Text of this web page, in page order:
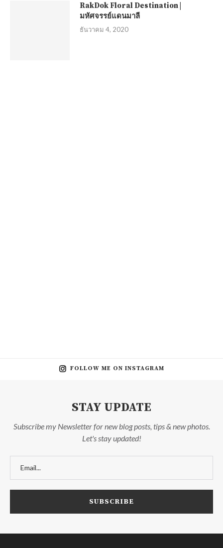
RakDok Floral Destination |
มหัศจรรย์แดนมาลี
ธันวาคม 4, 2020
FOLLOW ME ON INSTAGRAM
STAY UPDATE
Subscribe my Newsletter for new blog posts, tips & new photos.
Let's stay updated!